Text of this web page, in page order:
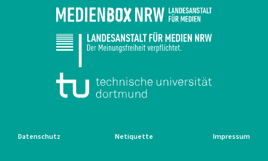
Datenschutz Netiquette Impressum